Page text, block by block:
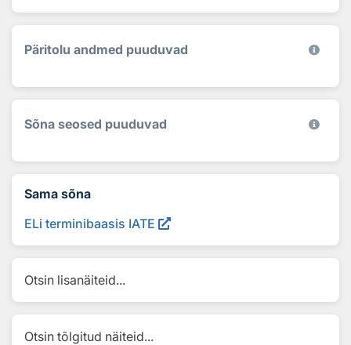
Päritolu andmed puuduvad
Sõna seosed puuduvad
Sama sõna
ELi terminibaasis IATE
Otsin lisanäiteid...
Otsin tõlgitud näiteid...